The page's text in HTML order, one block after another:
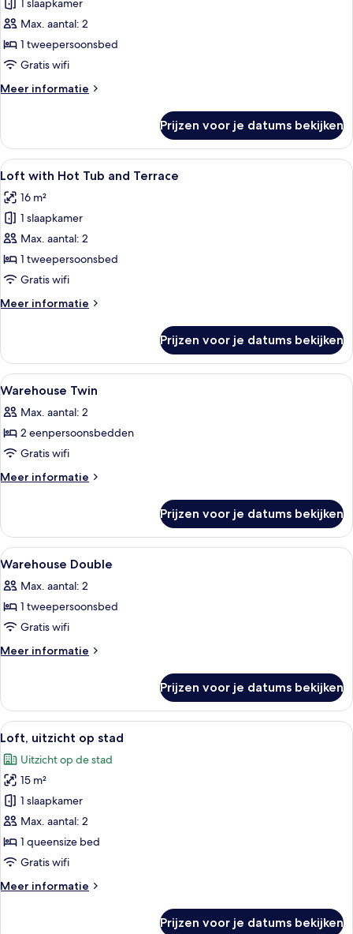
Loft
with
Spa
Bath
1 slaapkamer
Max. aantal: 2
1 tweepersoonsbed
Gratis wifi
Meer informatie
Meer
with
Spa
Bath
Prijzen voor je datums bekijken
Alle
foto's
voor
Loft
with
Hot
Tub
Terrace
Een terras op het dak met een bank,
7
Loft with Hot Tub and Terrace
16 m²
1 slaapkamer
Max. aantal: 2
1 tweepersoonsbed
Gratis wifi
Meer informatie
Meer
with
Hot
Tub
Terrace
Prijzen voor je datums bekijken
Alle
foto's
voor
Warehouse
Twin
laden
Hypoallergeen beddengoed, een
4
Warehouse Twin
Max. aantal: 2
2 eenpersoonsbedden
Gratis wifi
Meer informatie
Meer
Twin
Prijzen voor je datums bekijken
Alle
foto's
voor
Warehouse
Double
laden
Hypoallergeen beddengoed, een
6
Warehouse Double
Max. aantal: 2
1 tweepersoonsbed
Gratis wifi
Meer informatie
Meer
Double
Prijzen voor je datums bekijken
Alle
foto's
voor
Loft,
uitzicht
op
stad
laden
Een moderne hotelkamer met een
3
Loft, uitzicht op stad
Uitzicht op de stad
15 m²
1 slaapkamer
Max. aantal: 2
1 queensize bed
Gratis wifi
Meer informatie
Meer
Prijzen voor je datums bekijken